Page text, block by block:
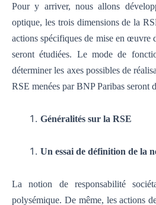
Pour y arriver, nous allons
optique, les trois dimensions de la
actions spécifiques de mise en œuvre
seront étudiées. Le mode de
déterminer les axes possibles de
RSE menées par BNP Paribas seront
Généralités sur la RSE
Un essai de définition de la
La notion de responsabilité
polysémique. De même, les actions